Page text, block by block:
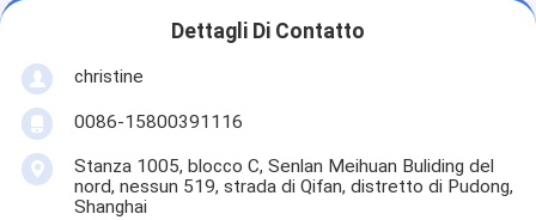
Dettagli Di Contatto
christine
0086-15800391116
Stanza 1005, blocco C, Senlan Meihuan Buliding del
nord, nessun 519, strada di Qifan, distretto di Pudong,
Shanghai